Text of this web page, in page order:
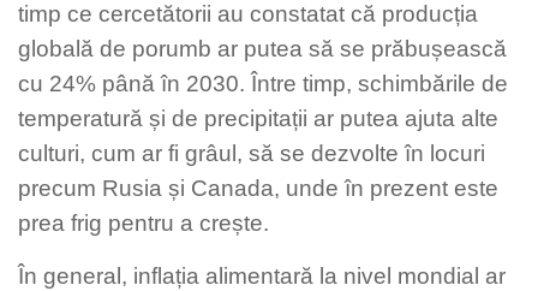
timp ce cercetătorii au constatat că producția
globală de porumb ar putea să se prăbușească
cu 24% până în 2030. Între timp, schimbările de
temperatură și de precipitații ar putea ajuta alte
culturi, cum ar fi grâul, să se dezvolte în locuri
precum Rusia și Canada, unde în prezent este
prea frig pentru a crește.
În general, inflația alimentară la nivel mondial ar